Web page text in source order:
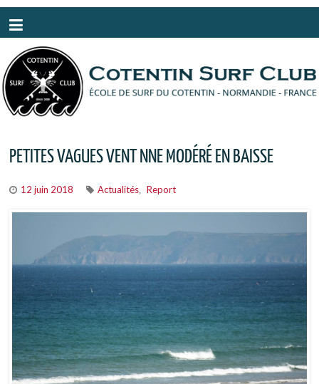
PETITES VAGUES VENT NNE MODÉRÉ EN BAISSE
12 juin 2018 Actualités Report
Panneau de gestion des cookies